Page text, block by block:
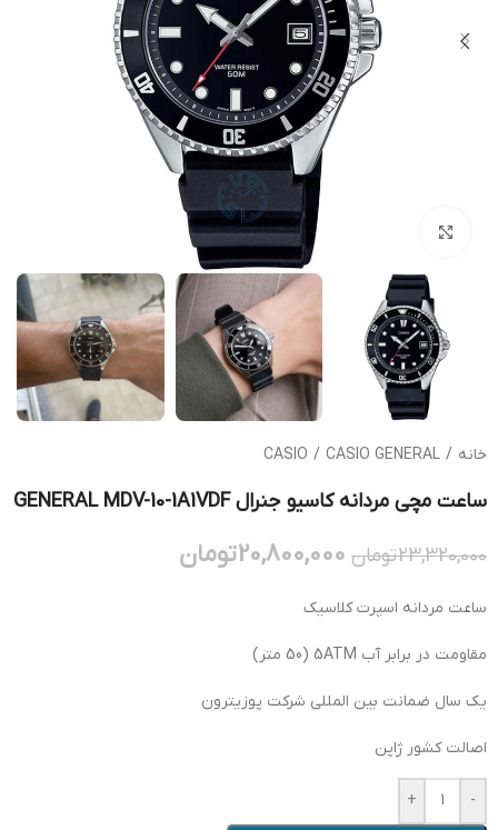
خانه /
CASIO / CASIO GENERAL
ساعت مچی مردانه کاسیو جنرال GENERAL MDV-10-1A1VDF
23,320,000تومان 20,800,000تومان
ساعت مردانه اسپرت کلاسیک
مقاومت در برابر آب 5ATM (50 متر)
یک سال ضمانت بین المللی شرکت پوزیترون
اصالت کشور ژاپن
-
+